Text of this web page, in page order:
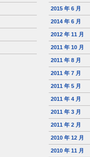
2015 年 6 月
2014 年 6 月
2012 年 11 月
2011 年 10 月
2011 年 8 月
2011 年 7 月
2011 年 5 月
2011 年 4 月
2011 年 3 月
2011 年 2 月
2010 年 12 月
2010 年 11 月